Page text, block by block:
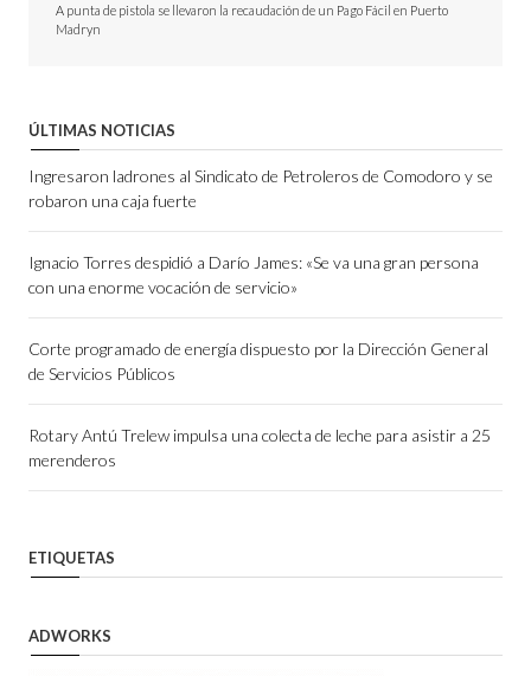
A punta de pistola se llevaron la recaudación de un Pago Fácil en Puerto
Madryn
ÚLTIMAS NOTICIAS
Ingresaron ladrones al Sindicato de Petroleros de Comodoro y se
robaron una caja fuerte
Ignacio Torres despidió a Darío James: «Se va una gran persona
con una enorme vocación de servicio»
Corte programado de energía dispuesto por la Dirección General
de Servicios Públicos
Rotary Antú Trelew impulsa una colecta de leche para asistir a 25
merenderos
ETIQUETAS
ADWORKS